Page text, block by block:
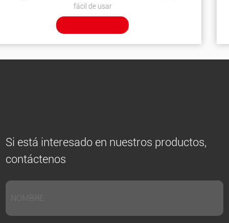
Si está interesado en nuestros productos,
contáctenos